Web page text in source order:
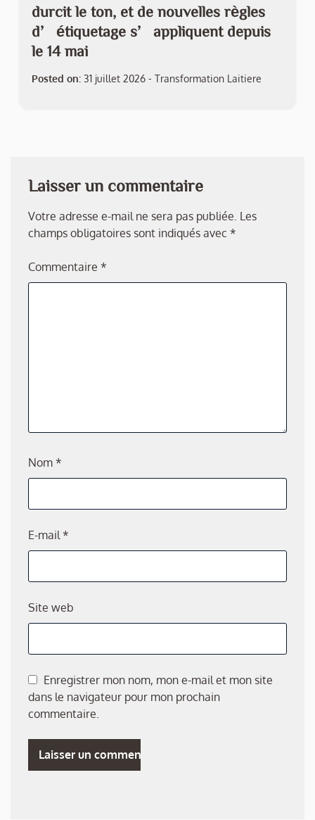
durcit le ton, et de nouvelles règles
d’étiquetage s’appliquent depuis
le 14 mai
Posted on: 31 juillet 2026 - Transformation Laitiere
Laisser un commentaire
Votre adresse e-mail ne sera pas publiée. Les
champs obligatoires sont indiqués avec *
Commentaire *
Nom *
E-mail *
Site web
Enregistrer mon nom, mon e-mail et mon site
dans le navigateur pour mon prochain
commentaire.